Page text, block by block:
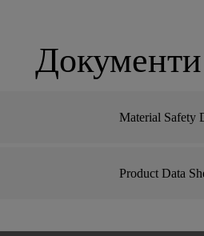
Документи
Material Safety
Product Data